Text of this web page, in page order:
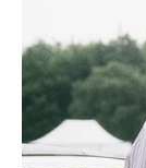
Mnogi Lavovi
pažnje. Jedna
stalo, ali je
Slobodni
bez daha.